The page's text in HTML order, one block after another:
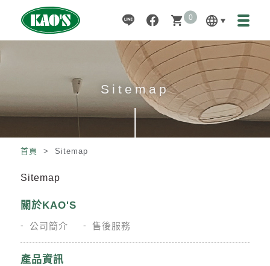
language
shopping_cart 0
Sitemap
首頁 > Sitemap
Sitemap
關於KAO'S
公司簡介 售後服務
產品資訊